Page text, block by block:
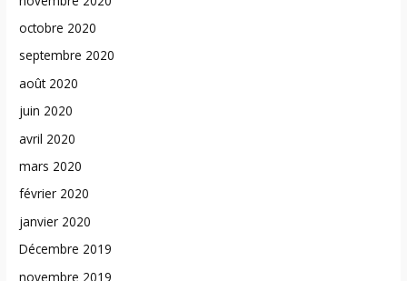
octobre 2020
septembre 2020
août 2020
juin 2020
avril 2020
mars 2020
février 2020
janvier 2020
Décembre 2019
novembre 2019